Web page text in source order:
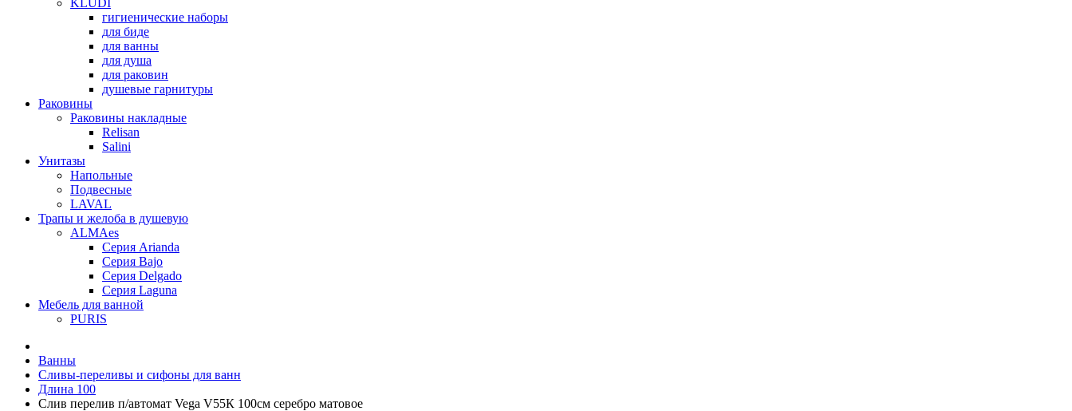
KLUDI
гигиенические наборы
для биде
для ванны
для душа
для раковин
душевые гарнитуры
Раковины
Раковины накладные
Relisan
Salini
Унитазы
Напольные
Подвесные
LAVAL
Трапы и желоба в душевую
ALMAes
Серия Arianda
Серия Bajo
Серия Delgado
Серия Laguna
Мебель для ванной
PURIS
Ванны
Сливы-переливы и сифоны для ванн
Длина 100
Слив перелив п/автомат Vega V55К 100см серебро матовое